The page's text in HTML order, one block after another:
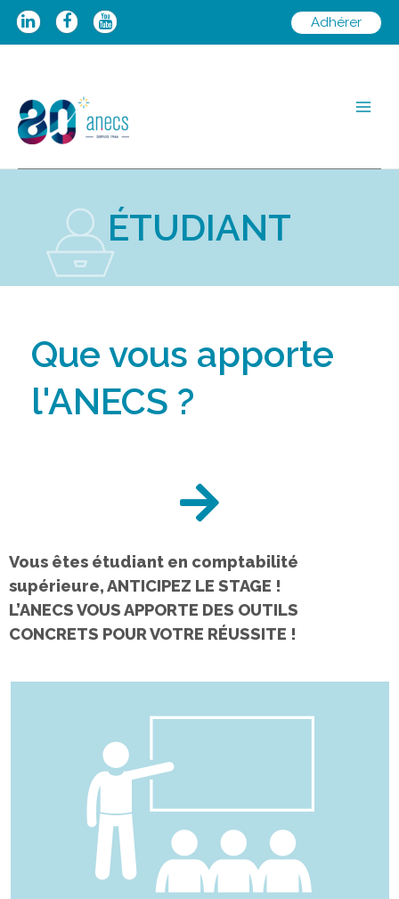
Adhérer
ÉTUDIANT
Que vous apporte
l'ANECS ?
Vous êtes étudiant en comptabilité
supérieure, ANTICIPEZ LE STAGE !
L’ANECS VOUS APPORTE DES OUTILS
CONCRETS POUR VOTRE RÉUSSITE !